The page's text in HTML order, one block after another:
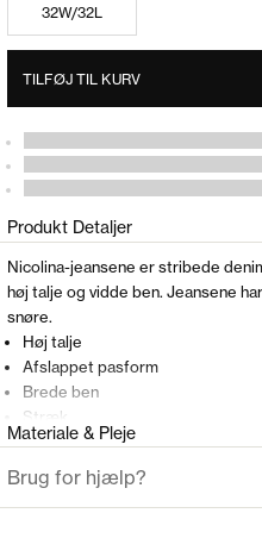
32W/32L
TILFØJ TIL KURV
Produkt Detaljer
Nicolina-jeansene er stribede
høj talje og vidde ben. Jeansene
snøre.
Høj talje
Afslappet pasform
Brede ben
Stræk
Elastisk talje med snøre
Bæltestropper
5-lommet design
Materiale & Pleje
Brug for hjælp?